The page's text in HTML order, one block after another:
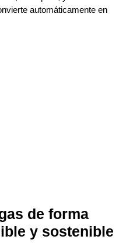
automáticamente en
de forma
y sostenible